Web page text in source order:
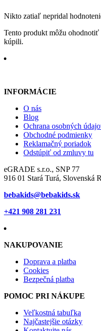
Nikto zatiaľ nepridal
Tento produkt môžu
kúpili.
INFORMÁCIE
O nás
Blog
Ochrana osobných
Obchodné podmienky
Reklamačný poriadok
Odstúpiť od zmluvy tu
eGRADE s.r.o., SNP 77
916 01 Stará Turá, Slovenská
bebakids@bebakids.sk
+421 908 281 231
NAKUPOVANIE
Doprava a platba
Cookies
Bezpečná platba
POMOC PRI NÁKUPE
Veľkostná tabuľka
Najčastejšie otázky